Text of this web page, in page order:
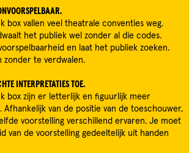
box vallen veel theatrale conventies weg.
het publiek wel zonder al die codes.
en laat het publiek zoeken.
zonder te verdwalen.
INTERPRETATIES TOE.
box zijn er letterlijk en figuurlijk meer
Afhankelijk van de positie van de toeschouwer,
voorstelling verschillend ervaren. Je moet
van de voorstelling gedeeltelijk uit handen